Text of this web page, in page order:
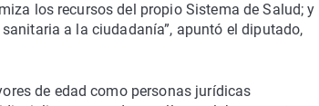
los recursos del propio Sistema de Salud; y
a la ciudadanía”, apuntó el diputado,
de edad como personas jurídicas